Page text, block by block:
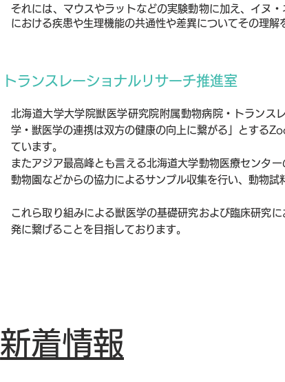
それには、マウスやラットなどの実験動物に加え、イヌ
における疾患や生理機能の共通性や差異についてその理解
トランスレーショナルリサーチ推進室
北海道大学大学院獣医学研究院附属動物病院・トランス
学・獣医学の連携は双方の健康の向上に繋がる」とする
ています。
またアジア最高峰とも言える北海道大学動物医療センタ
動物園などからの協力によるサンプル収集を行い、動物試
これら取り組みによる獣医学の基礎研究および臨床研究
発に繋げることを目指しております。
新着情報